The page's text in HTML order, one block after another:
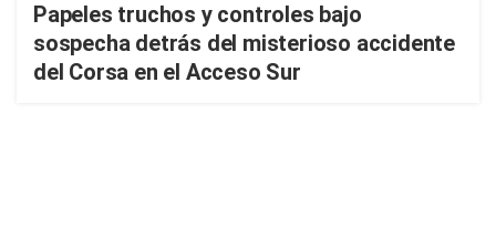
Papeles truchos y controles bajo
sospecha detrás del misterioso accidente
del Corsa en el Acceso Sur